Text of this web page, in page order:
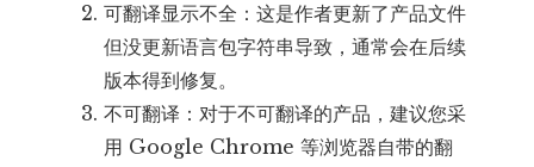
可翻译显示不全：这是作者更新了产品文件
但没更新语言包字符串导致，通常会在后续
版本得到修复。
不可翻译：对于不可翻译的产品，建议您采
用 Google Chrome 等浏览器自带的翻